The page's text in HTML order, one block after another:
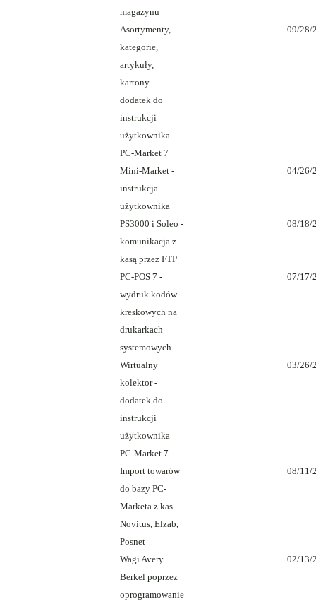
magazynu
Asortymenty,
kategorie,
artykuły,
kartony -
dodatek do
instrukcji
użytkownika
PC-Market 7
09/28/
Mini-Market -
instrukcja
użytkownika
04/26/
PS3000 i Soleo -
komunikacja z
kasą przez FTP
08/18/
PC-POS 7 -
wydruk kodów
kreskowych na
drukarkach
systemowych
07/17/
Wirtualny
kolektor -
dodatek do
instrukcji
użytkownika
PC-Market 7
03/26/
Import towarów
do bazy PC-
Marketa z kas
Novitus, Elzab,
Posnet
08/11/
Wagi Avery
Berkel poprzez
oprogramowanie
02/13/